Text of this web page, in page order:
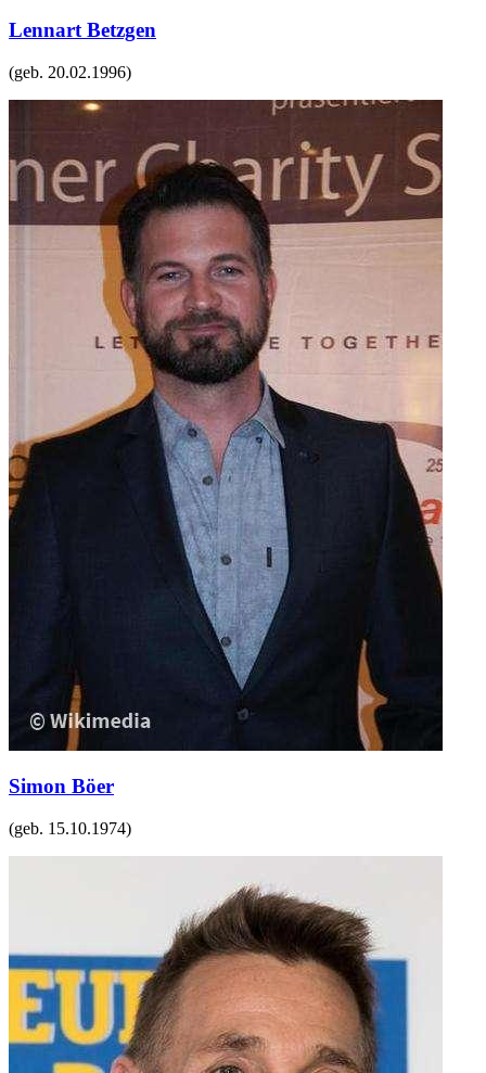
Lennart Betzgen
(geb. 20.02.1996)
Simon Böer
(geb. 15.10.1974)